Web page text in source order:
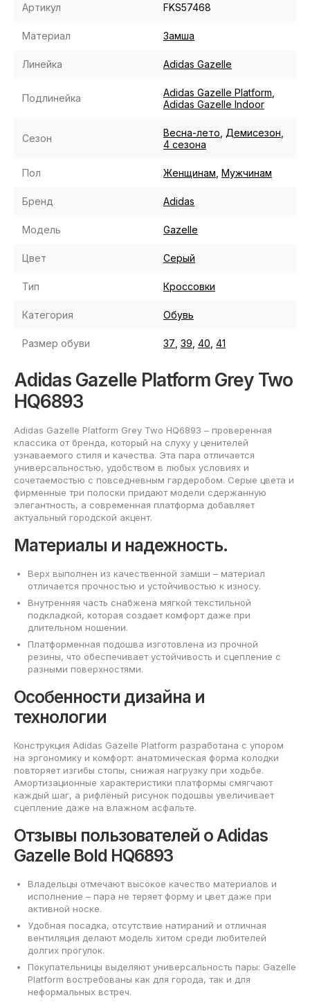
Артикул FKS57468
Материал Замша
Линейка Adidas Gazelle
Подлинейка Adidas Gazelle Platform
Adidas Gazelle Indoor
Сезон Весна-лето Демисезон
4 сезона
Пол Женщинам Мужчинам
Бренд Adidas
Модель Gazelle
Цвет Серый
Тип Кроссовки
Категория Обувь
Размер обуви 37 39 40 41
Adidas Gazelle Platform Grey Two
HQ6893
Adidas Gazelle Platform Grey Two HQ6893 – проверенная
классика от бренда, который на слуху у ценителей
узнаваемого стиля и качества. Эта пара отличается
универсальностью, удобством в любых условиях и
сочетаемостью с повседневным гардеробом. Серые цвета и
фирменные три полоски придают модели сдержанную
элегантность, а современная платформа добавляет
актуальный городской акцент.
Материалы и надежность.
Верх выполнен из качественной замши – материал
отличается прочностью и устойчивостью к износу.
Внутренняя часть снабжена мягкой текстильной
подкладкой, которая создает комфорт даже при
длительном ношении.
Платформенная подошва изготовлена из прочной
резины, что обеспечивает устойчивость и сцепление с
разными поверхностями.
Особенности дизайна и
технологии
Конструкция Adidas Gazelle Platform разработана с упором
на эргономику и комфорт: анатомическая форма колодки
повторяет изгибы стопы, снижая нагрузку при ходьбе.
Амортизационные характеристики платформы смягчают
каждый шаг, а рифлёный рисунок подошвы увеличивает
сцепление даже на влажном асфальте.
Отзывы пользователей о Adidas
Gazelle Bold HQ6893
Владельцы отмечают высокое качество материалов и
исполнение – пара не теряет форму и цвет даже при
активной носке.
Удобная посадка, отсутствие натираний и отличная
вентиляция делают модель хитом среди любителей
долгих прогулок.
Покупательницы выделяют универсальность пары: Gazelle
Platform востребованы как для города, так и для
неформальных встреч.